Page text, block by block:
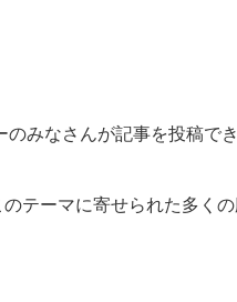
なさんが記事を投稿でき
ーマに寄せられた多く